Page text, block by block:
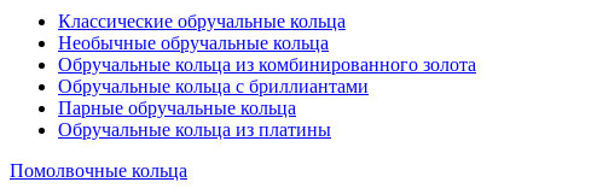
Классические обручальные кольца
Необычные обручальные кольца
Обручальные кольца из комбинированного золота
Обручальные кольца с бриллиантами
Парные обручальные кольца
Обручальные кольца из платины
Помолвочные кольца